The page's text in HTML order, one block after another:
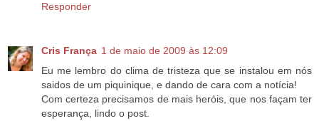
Responder
Cris França 1 de maio de 2009 às 12:09
Eu me lembro do clima de tristeza que se instalou em nós
saidos de um piquinique, e dando de cara com a notícia!
Com certeza precisamos de mais heróis, que nos façam ter
esperança, lindo o post.